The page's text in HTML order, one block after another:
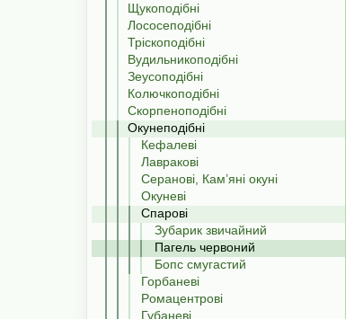
Щукоподібні
Лососеподібні
Тріскоподібні
Вудильникоподібні
Зеусоподібні
Колючкоподібні
Скорпеноподібні
Окунеподібні
Кефалеві
Лавракові
Серанові, Кам’яні окуні
Окуневі
Спарові
Зубарик звичайний
Пагель червоний
Бопс смугастий
Горбаневі
Pомацентрові
Губаневі